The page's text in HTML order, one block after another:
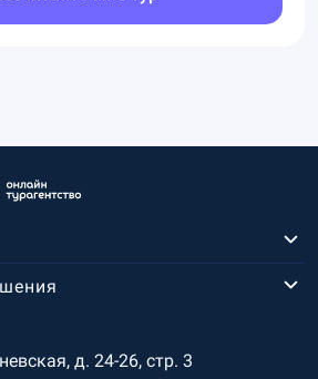
д. 24-26, стр. 3